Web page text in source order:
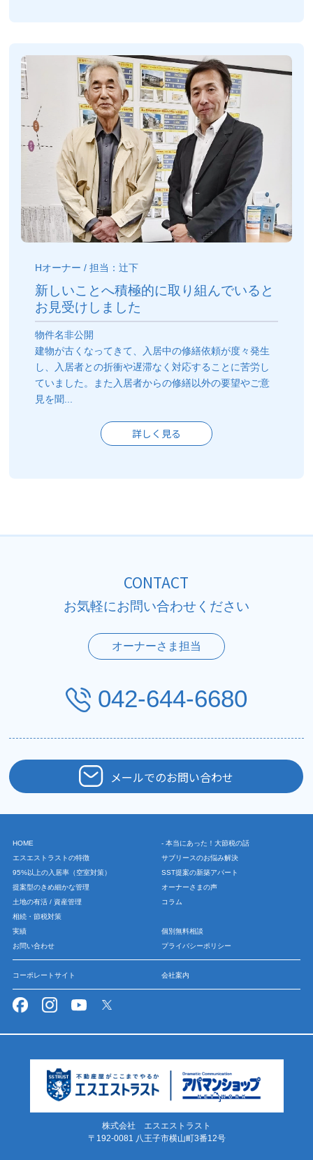
Hオーナー / 担当：辻下
新しいことへ積極的に取り組んでいると
お見受けしました
物件名非公開
建物が古くなってきて、入居中の修繕依頼が度々発生
し、入居者との折衝や遅滞なく対応することに苦労し
ていました。また入居者からの修繕以外の要望やご意
見を聞...
詳しく見る
CONTACT
お気軽にお問い合わせください
オーナーさま担当
042-644-6680
メールでのお問い合わせ
HOME
エスエストラストの特徴
95%以上の入居率（空室対策）
提案型のきめ細かな管理
土地の有活 / 資産管理
相続・節税対策
- 本当にあった！大節税の話
サブリースのお悩み解決
SST提案の新築アパート
オーナーさまの声
コラム
実績
お問い合わせ
個別無料相談
プライバシーポリシー
コーポレートサイト 会社案内
株式会社 エスエストラスト
〒192-0081 八王子市横山町3番12号